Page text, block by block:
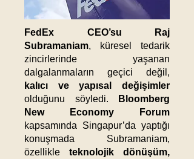
FedEx CEO’su Raj
Subramaniam, küresel tedarik
zincirlerinde yaşanan
dalgalanmaların geçici değil,
kalıcı ve yapısal değişimler
olduğunu söyledi. Bloomberg
New Economy Forum
kapsamında Singapur’da yaptığı
konuşmada Subramaniam,
özellikle teknolojik dönüşüm,